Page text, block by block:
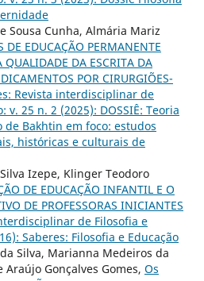
Sousa Cunha, Almária Mariz
DE EDUCAÇÃO PERMANENTE
QUALIDADE DA ESCRITA DA
POR CIRURGIÕES-
Revista interdisciplinar de
v. 25 n. 2 (2025): DOSSIÊ: Teoria
de Bakhtin em foco: estudos
históricas e culturais de
Izepe, Klinger Teodoro
DE EDUCAÇÃO INFANTIL E O
DE PROFESSORAS INICIANTES
de Filosofia e
Saberes: Filosofia e Educação
Silva, Marianna Medeiros da
Araújo Gonçalves Gomes, Os